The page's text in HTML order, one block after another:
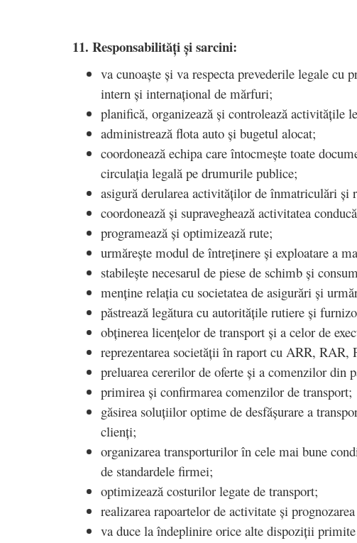
11. Responsabilități și sarcini:
va cunoaște și va respecta prevederile legale
intern și internațional de mărfuri;
planifică, organizează și controlează activitățile
administrează flota auto și bugetul alocat;
coordonează echipa care întocmește toate
circulația legală pe drumurile publice;
asigură derularea activităților de înmatriculări și
coordonează și supraveghează activitatea
programează și optimizează rute;
urmărește modul de întreținere și exploatare a
stabilește necesarul de piese de schimb și
menține relația cu societatea de asigurări și
păstrează legătura cu autoritățile rutiere și
obținerea licențelor de transport și a celor de
reprezentarea societății în raport cu ARR, RAR,
preluarea cererilor de oferte și a comenzilor din
primirea și confirmarea comenzilor de transport;
găsirea soluțiilor optime de desfășurare a
clienți;
organizarea transporturilor în cele mai bune
de standardele firmei;
optimizează costurilor legate de transport;
realizarea rapoartelor de activitate și
va duce la îndeplinire orice alte dispoziții